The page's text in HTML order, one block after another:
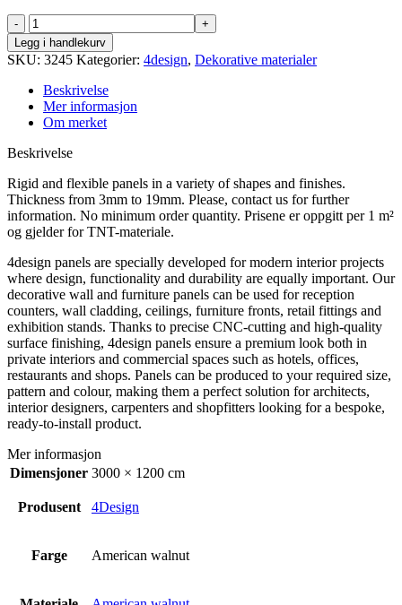
Milled
P20F05
antall
Legg i handlekurv
SKU: 3245 Kategorier: 4design, Dekorative materialer
Beskrivelse
Mer informasjon
Om merket
Beskrivelse
Rigid and flexible panels in a variety of shapes and finishes.
Thickness from 3mm to 19mm. Please, contact us for further
information. No minimum order quantity. Prisene er oppgitt per 1 m²
og gjelder for TNT-materiale.
4design panels are specially developed for modern interior projects
where design, functionality and durability are equally important. Our
decorative wall and furniture panels can be used for reception
counters, wall cladding, ceilings, furniture fronts, retail fittings and
exhibition stands. Thanks to precise CNC-cutting and high-quality
surface finishing, 4design panels ensure a premium look both in
private interiors and commercial spaces such as hotels, offices,
restaurants and shops. Panels can be produced to your required size,
pattern and colour, making them a perfect solution for architects,
interior designers, carpenters and shopfitters looking for a bespoke,
ready-to-install product.
Mer informasjon
Dimensjoner 3000 × 1200 cm
Produsent 4Design
Farge American walnut